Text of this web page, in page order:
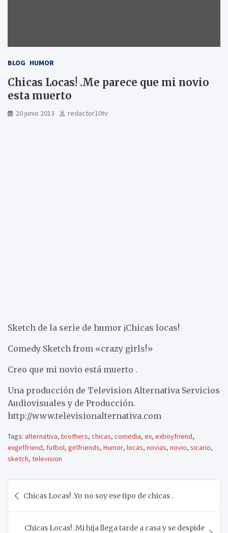
BLOG HUMOR
Chicas Locas! .Me parece que mi novio
esta muerto
20 junio 2013 redactor10tv
Sketch de la serie de humor ¡Chicas locas!
Comedy Sketch from «crazy girls!»
Creo que mi novio está muerto .
Una producción de Television Alternativa Servicios
Audiovisuales y de Producción.
http://www.televisionalternativa.com
Tags: alternativa, brothers, chicas, comedia, ex, exboyfriend,
exgirlfriend, futbol, girlfriends, Humor, locas, novias, novio, sicario,
sketch, television
de Chicas Locas! .Yo no soy ese tipo de chicas .
Chicas Locas! .Mi hija llega tarde a casa y se despide